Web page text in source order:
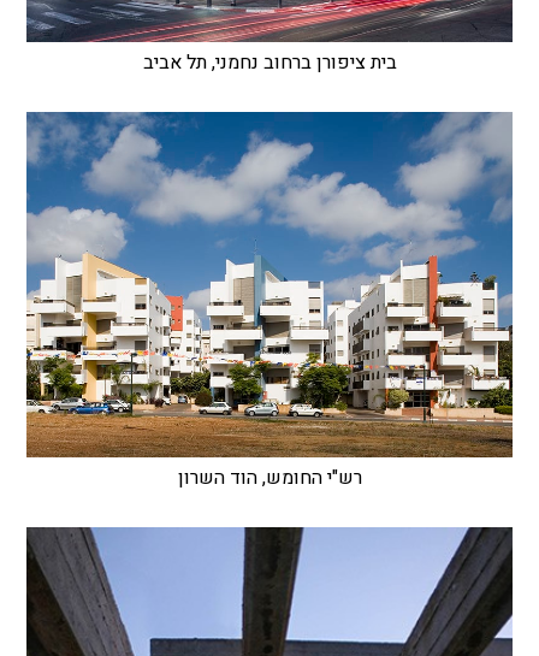
בית ציפורן ברחוב נחמני, תל אביב
רש"י החומש, הוד השרון